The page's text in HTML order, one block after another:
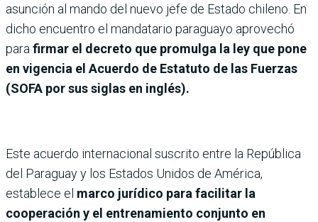
asunción al mando del nuevo jefe de Estado chileno. En
dicho encuentro el mandatario paraguayo aprovechó
parafirmar el decreto que promulga la ley que pone
en vigencia el Acuerdo de Estatuto de las Fuerzas
(SOFA por sus siglas en inglés).
Este acuerdo internacional suscrito entre la República
del Paraguay y los Estados Unidos de América,
establece el marco jurídico para facilitar la
cooperación y el entrenamiento conjunto en